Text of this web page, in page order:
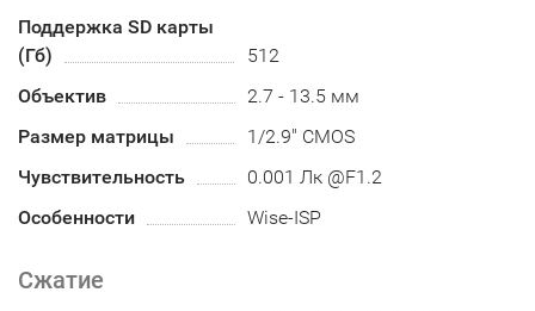
Поддержка SD карты
(Гб)
512
Объектив
2.7 - 13.5 мм
Размер матрицы
1/2.9" CMOS
Чувствительность
0.001 Лк @F1.2
Особенности
Wise-ISP
Сжатие